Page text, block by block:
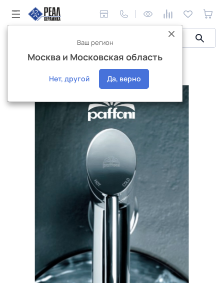
Сантехника и аксессуары Каталог продукции Paffoni
Каталог продукции Paffoni
Ваш регион
Москва и Московская область
Нет, другой Да, верно